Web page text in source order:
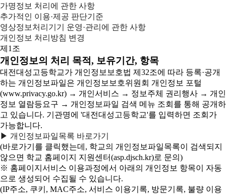
가명정보 처리에 관한 사항
추가적인 이용·제공 판단기준
영상정보처리기기 운영·관리에 관한 사항
개인정보 처리방침 변경
제1조
개인정보의 처리 목적, 보유기간, 항목
대전대성고등학교가 개인정보보호법 제32조에 따라 등록·공개
하는 개인정보파일은 개인정보보호위원회 개인정보 포털
(www.privacy.go.kr) → 개인서비스 → 정보주체 권리행사 → 개인
정보 열람등요구 → 개인정보파일 검색 메뉴 조회를 통해 공개하
고 있습니다. 기관명에 '대전대성고등학교'를 입력하면 조회가
가능합니다.
▶ 개인정보파일목록 바로가기
(바로가기를 클릭했는데, 학교의 개인정보파일목록이 검색되지
않으면 학교 홈페이지 지원센터(asp.djsch.kr)로 문의)
※ 홈페이지서비스 이용과정에서 아래의 개인정보 항목이 자동
으로 생성되어 수집될 수 있습니다.
(IP주소, 쿠키, MAC주소, 서비스 이용기록, 방문기록, 불량 이용